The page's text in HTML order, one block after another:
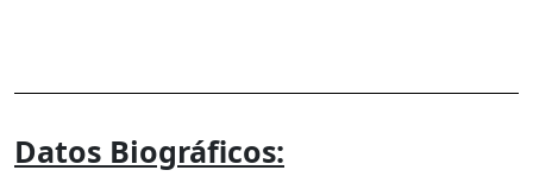
Datos Biográficos: